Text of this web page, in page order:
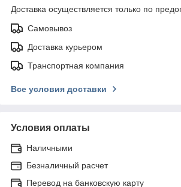
Доставка осуществляется только по
Самовывоз
Доставка курьером
Транспортная компания
Все условия доставки
Условия оплаты
Наличными
Безналичный расчет
Перевод на банковскую карту